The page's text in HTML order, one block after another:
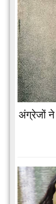
अंग्रेजों ने